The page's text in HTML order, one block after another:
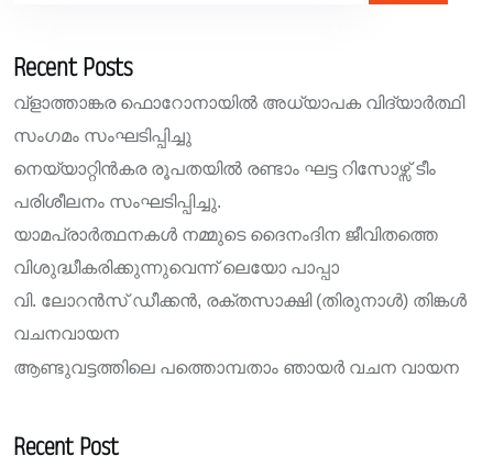
Recent Posts
വ്ളാത്താങ്കര ഫൊറോനായിൽ അധ്യാപക വിദ്യാർത്ഥി
സംഗമം സംഘടിപ്പിച്ചു
നെയ്യാറ്റിൻകര രൂപതയിൽ രണ്ടാം ഘട്ട റിസോഴ്സ് ടീം
പരിശീലനം സംഘടിപ്പിച്ചു.
യാമപ്രാർത്ഥനകൾ നമ്മുടെ ദൈനംദിന ജീവിതത്തെ
വിശുദ്ധീകരിക്കുന്നുവെന്ന് ലെയോ പാപ്പാ
വി. ലോറൻസ് ഡീക്കൻ, രക്തസാക്ഷി (തിരുനാൾ) തിങ്കൾ
വചനവായന
ആണ്ടുവട്ടത്തിലെ പത്തൊമ്പതാം ഞായർ വചന വായന
Recent Post